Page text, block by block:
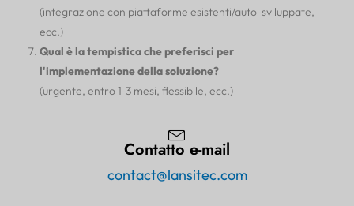
(integrazione con piattaforme esistenti/auto-sviluppate,
ecc.)
Qual è la tempistica che preferisci per
l'implementazione della soluzione?
(urgente, entro 1-3 mesi, flessibile, ecc.)
Contatto e-mail
contact@lansitec.com